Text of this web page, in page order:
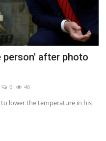
person' after photo
0 46
lower the temperature in his